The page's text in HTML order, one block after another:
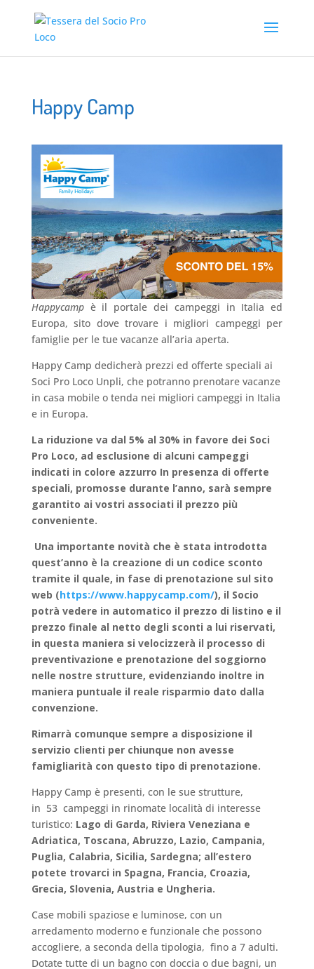
Happy Camp
Happycampè il portale dei campeggi in Italia ed
Europa, sito dove trovare i migliori campeggi per
famiglie per le tue vacanze all’aria aperta.
Happy Camp dedicherà prezzi ed offerte speciali ai
Soci Pro Loco Unpli, che potranno prenotare vacanze
in casa mobile o tenda nei migliori campeggi in Italia
e in Europa.
La riduzione va dal 5% al 30% in favore dei Soci
Pro Loco, ad esclusione di alcuni campeggi
indicati in colore azzurro In presenza di offerte
speciali, promosse durante l’anno, sarà sempre
garantito ai vostri associati il prezzo più
conveniente.
Una importante novità che è stata introdotta
quest’anno è la creazione di un codice sconto
tramite il quale, in fase di prenotazione sul sito
web (https://www.happycamp.com/), il Socio
potrà vedere in automatico il prezzo di listino e il
prezzo finale al netto degli sconti a lui riservati,
in questa maniera si velocizzerà il processo di
preventivazione e prenotazione del soggiorno
nelle nostre strutture, evidenziando inoltre in
maniera puntuale il reale risparmio dato dalla
convenzione.
Rimarrà comunque sempre a disposizione il
servizio clienti per chiunque non avesse
famigliarità con questo tipo di prenotazione.
Happy Camp è presenti, con le sue strutture,
in 53 campeggi in rinomate località di interesse
turistico: Lago di Garda, Riviera Veneziana e
Adriatica, Toscana, Abruzzo, Lazio, Campania,
Puglia, Calabria, Sicilia, Sardegna; all’estero
potete trovarci in Spagna, Francia, Croazia,
Grecia, Slovenia, Austria e Ungheria.
Case mobili spaziose e luminose, con un
arredamento moderno e funzionale che possono
accogliere, a seconda della tipologia, fino a 7 adulti.
Dotate tutte di un bagno con doccia o due bagni, un